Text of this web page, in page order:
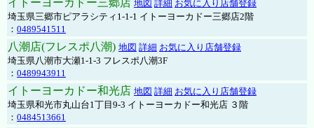
イトーヨーカドー三郷店 地図 詳細 お気に入り店舗登録
埼玉県三郷市ピアラシティ1-1-1 イトーヨーカドー三郷店2階
： 0489541511
八潮店(フレスポ八潮) 地図 詳細 お気に入り店舗登録
埼玉県八潮市大瀬1-1-3 フレスポ八潮3F
： 0489943911
イトーヨーカドー和光店 地図 詳細 お気に入り店舗登録
埼玉県和光市丸山台1丁目9-3 イトーヨーカドー和光店 ３階
： 0484513661